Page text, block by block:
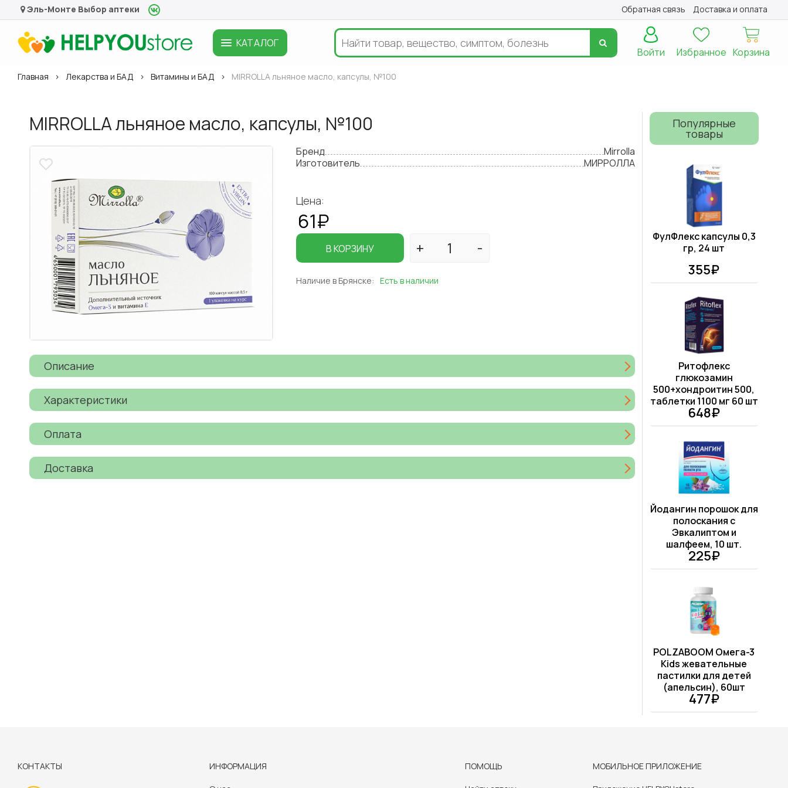
Эль-Монте Выбор аптеки Обратная связь Доставка и оплата
КАТАЛОГ
Корзина
Избранное
Войти
Главная Лекарства и БАД Витамины и БАД MIRROLLA льняное масло, капсулы, №100
MIRROLLA льняное масло, капсулы, №100
Бренд
Mirrolla
Изготовитель
МИРРОЛЛА
Цена:
61₽
В КОРЗИНУ
Наличие в Брянске: Есть в наличии
Описание
Характеристики
Оплата
Доставка
Популярные
товары
ФулФлекс капсулы 0,3
гр, 24 шт
355₽
Ритофлекс
глюкозамин
500+хондроитин 500,
таблетки 1100 мг 60 шт
648₽
Йодангин порошок для
полоскания с
Эвкалиптом и
шалфеем, 10 шт.
225₽
POLZABOOM Омега-3
Kids жевательные
пастилки для детей
(апельсин), 60шт
477₽
КОНТАКТЫ ИНФОРМАЦИЯ ПОМОЩЬ МОБИЛЬНОЕ ПРИЛОЖЕНИЕ